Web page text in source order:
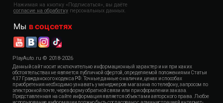
Нажимая на кнопку «Подписаться», вы даёте
согласие на обработку персональных данных.
Мы в соцсетях
PlayAuto.ru © 2018-2026
Данный сайт носит исключительно информационный характер и ни при каких
обстоятельствах не является публичной офертой, определяемой положениями Статьи
437 Гражданского кодекса РФ. Точные данные о наличии, ценах и способах
приобретения необходимо узнавать у менеджеров магазина по телефону, запросом по
электронной почте, через форму обратной связи или при оформлении заказа.
Представленная на сайте информация является объектами авторского права. Любое